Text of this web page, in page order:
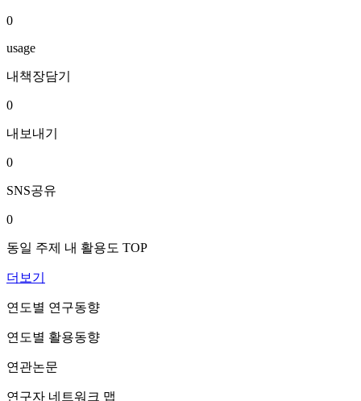
0
usage
내책장담기
0
내보내기
0
SNS공유
0
동일 주제 내 활용도 TOP
더보기
연도별 연구동향
연도별 활용동향
연관논문
연구자 네트워크 맵